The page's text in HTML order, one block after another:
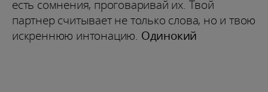
есть сомнения, проговаривай их. Твой
партнер считывает не только слова, но и твою
искреннюю интонацию. Одинокий